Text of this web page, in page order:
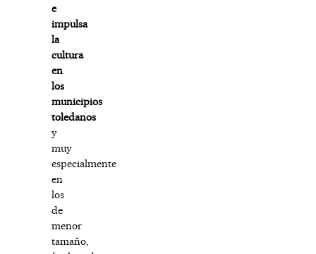
e
impulsa
la
cultura
en
los
municipios
toledanos
y
muy
especialmente
en
los
de
menor
tamaño,